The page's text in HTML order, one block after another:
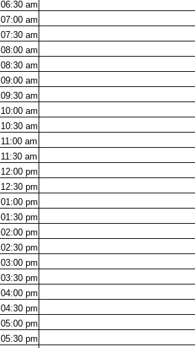
06:30 am
07:00 am
07:30 am
08:00 am
08:30 am
09:00 am
09:30 am
10:00 am
10:30 am
11:00 am
11:30 am
12:00 pm
12:30 pm
01:00 pm
01:30 pm
02:00 pm
02:30 pm
03:00 pm
03:30 pm
04:00 pm
04:30 pm
05:00 pm
05:30 pm